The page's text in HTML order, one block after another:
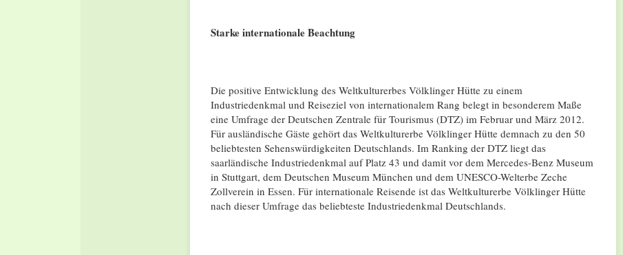
Starke internationale Beachtung
Die positive Entwicklung des Weltkulturerbes Völklinger Hütte zu einem
Industriedenkmal und Reiseziel von internationalem Rang belegt in besonderem Maße
eine Umfrage der Deutschen Zentrale für Tourismus (DTZ) im Februar und März 2012.
Für ausländische Gäste gehört das Weltkulturerbe Völklinger Hütte demnach zu den 50
beliebtesten Sehenswürdigkeiten Deutschlands. Im Ranking der DTZ liegt das
saarländische Industriedenkmal auf Platz 43 und damit vor dem Mercedes-Benz Museum
in Stuttgart, dem Deutschen Museum München und dem UNESCO-Welterbe Zeche
Zollverein in Essen. Für internationale Reisende ist das Weltkulturerbe Völklinger Hütte
nach dieser Umfrage das beliebteste Industriedenkmal Deutschlands.